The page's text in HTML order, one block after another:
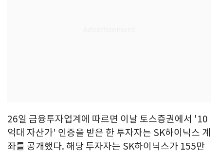
26일 금융투자업계에 따르면 이날 토스증권에서 '10
억대 자산가' 인증을 받은 한 투자자는 SK하이닉스 계
좌를 공개했다. 해당 투자자는 SK하이닉스가 155만